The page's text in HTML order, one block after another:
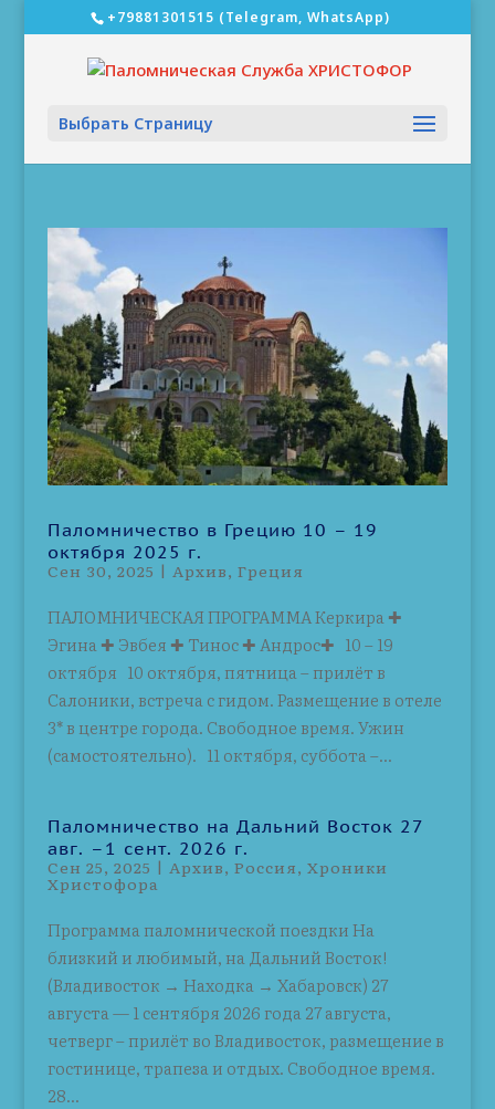
‎+79881301515 (Telegram, WhatsApp)
Выбрать Страницу
Паломничество в Грецию 10 – 19
октября 2025 г.
Сен 30, 2025 | Архив, Греция
ПАЛОМНИЧЕСКАЯ ПРОГРАММА Керкира ✚
Эгина ✚ Эвбея ✚ Тинос ✚ Андрос✚ 10 – 19
октября 10 октября, пятница – прилёт в
Салоники, встреча с гидом. Размещение в отеле
3* в центре города. Свободное время. Ужин
(самостоятельно). 11 октября, суббота –...
Паломничество на Дальний Восток 27
авг. –1 сент. 2026 г.
Сен 25, 2025 | Архив, Россия, Хроники
Христофора
Программа паломнической поездки На
близкий и любимый, на Дальний Восток!
(Владивосток → Находка → Хабаровск) 27
августа — 1 сентября 2026 года 27 августа,
четверг – прилёт во Владивосток, размещение в
гостинице, трапеза и отдых. Свободное время.
28...